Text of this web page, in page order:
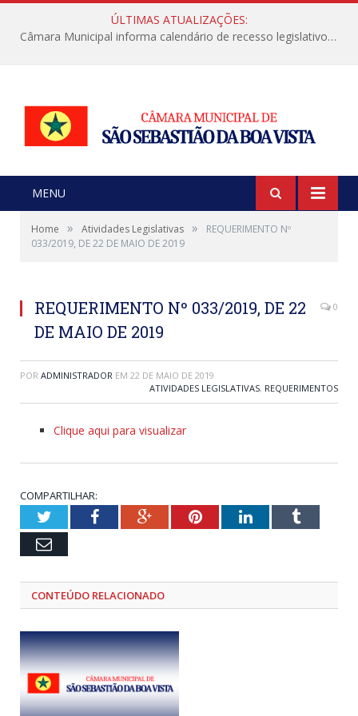
ÚLTIMAS ATUALIZAÇÕES:
Câmara Municipal informa calendário de recesso legislativo de julho
MENU
Home » Atividades Legislativas »
REQUERIMENTO Nº
033/2019, DE 22 DE MAIO DE 2019
REQUERIMENTO Nº 033/2019, DE 22
DE MAIO DE 2019
0
POR ADMINISTRADOR EM 22 DE MAIO DE 2019
ATIVIDADES LEGISLATIVAS, REQUERIMENTOS
Clique aqui para visualizar
COMPARTILHAR:
TwitterFacebookGoogle+PinterestLinkedInTumblr
Email
CONTEÚDO RELACIONADO